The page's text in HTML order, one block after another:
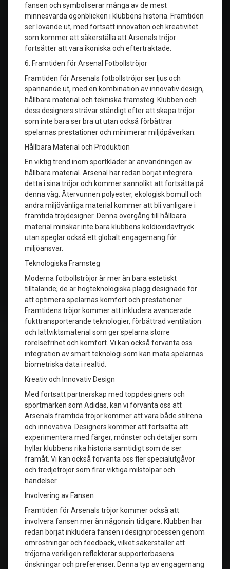
fansen och symboliserar många av de mest
minnesvärda ögonblicken i klubbens historia. Framtiden
ser lovande ut, med fortsatt innovation och kreativitet
som kommer att säkerställa att Arsenals tröjor
fortsätter att vara ikoniska och eftertraktade.
6. Framtiden för Arsenal Fotbollströjor
Framtiden för Arsenals fotbollströjor ser ljus och
spännande ut, med en kombination av innovativ design,
hållbara material och tekniska framsteg. Klubben och
dess designers strävar ständigt efter att skapa tröjor
som inte bara ser bra ut utan också förbättrar
spelarnas prestationer och minimerar miljöpåverkan.
Hållbara Material och Produktion
En viktig trend inom sportkläder är användningen av
hållbara material. Arsenal har redan börjat integrera
detta i sina tröjor och kommer sannolikt att fortsätta på
denna väg. Återvunnen polyester, ekologisk bomull och
andra miljövänliga material kommer att bli vanligare i
framtida tröjdesigner. Denna övergång till hållbara
material minskar inte bara klubbens koldioxidavtryck
utan speglar också ett globalt engagemang för
miljöansvar.
Teknologiska Framsteg
Moderna fotbollströjor är mer än bara estetiskt
tilltalande; de är högteknologiska plagg designade för
att optimera spelarnas komfort och prestationer.
Framtidens tröjor kommer att inkludera avancerade
fukttransporterande teknologier, förbättrad ventilation
och lättviktsmaterial som ger spelarna större
rörelsefrihet och komfort. Vi kan också förvänta oss
integration av smart teknologi som kan mäta spelarnas
biometriska data i realtid.
Kreativ och Innovativ Design
Med fortsatt partnerskap med toppdesigners och
sportmärken som Adidas, kan vi förvänta oss att
Arsenals framtida tröjor kommer att vara både stilrena
och innovativa. Designers kommer att fortsätta att
experimentera med färger, mönster och detaljer som
hyllar klubbens rika historia samtidigt som de ser
framåt. Vi kan också förvänta oss fler specialutgåvor
och tredjetröjor som firar viktiga milstolpar och
händelser.
Involvering av Fansen
Framtiden för Arsenals tröjor kommer också att
involvera fansen mer än någonsin tidigare. Klubben har
redan börjat inkludera fansen i designprocessen genom
omröstningar och feedback, vilket säkerställer att
tröjorna verkligen reflekterar supporterbasens
önskningar och preferenser. Denna typ av engagemang